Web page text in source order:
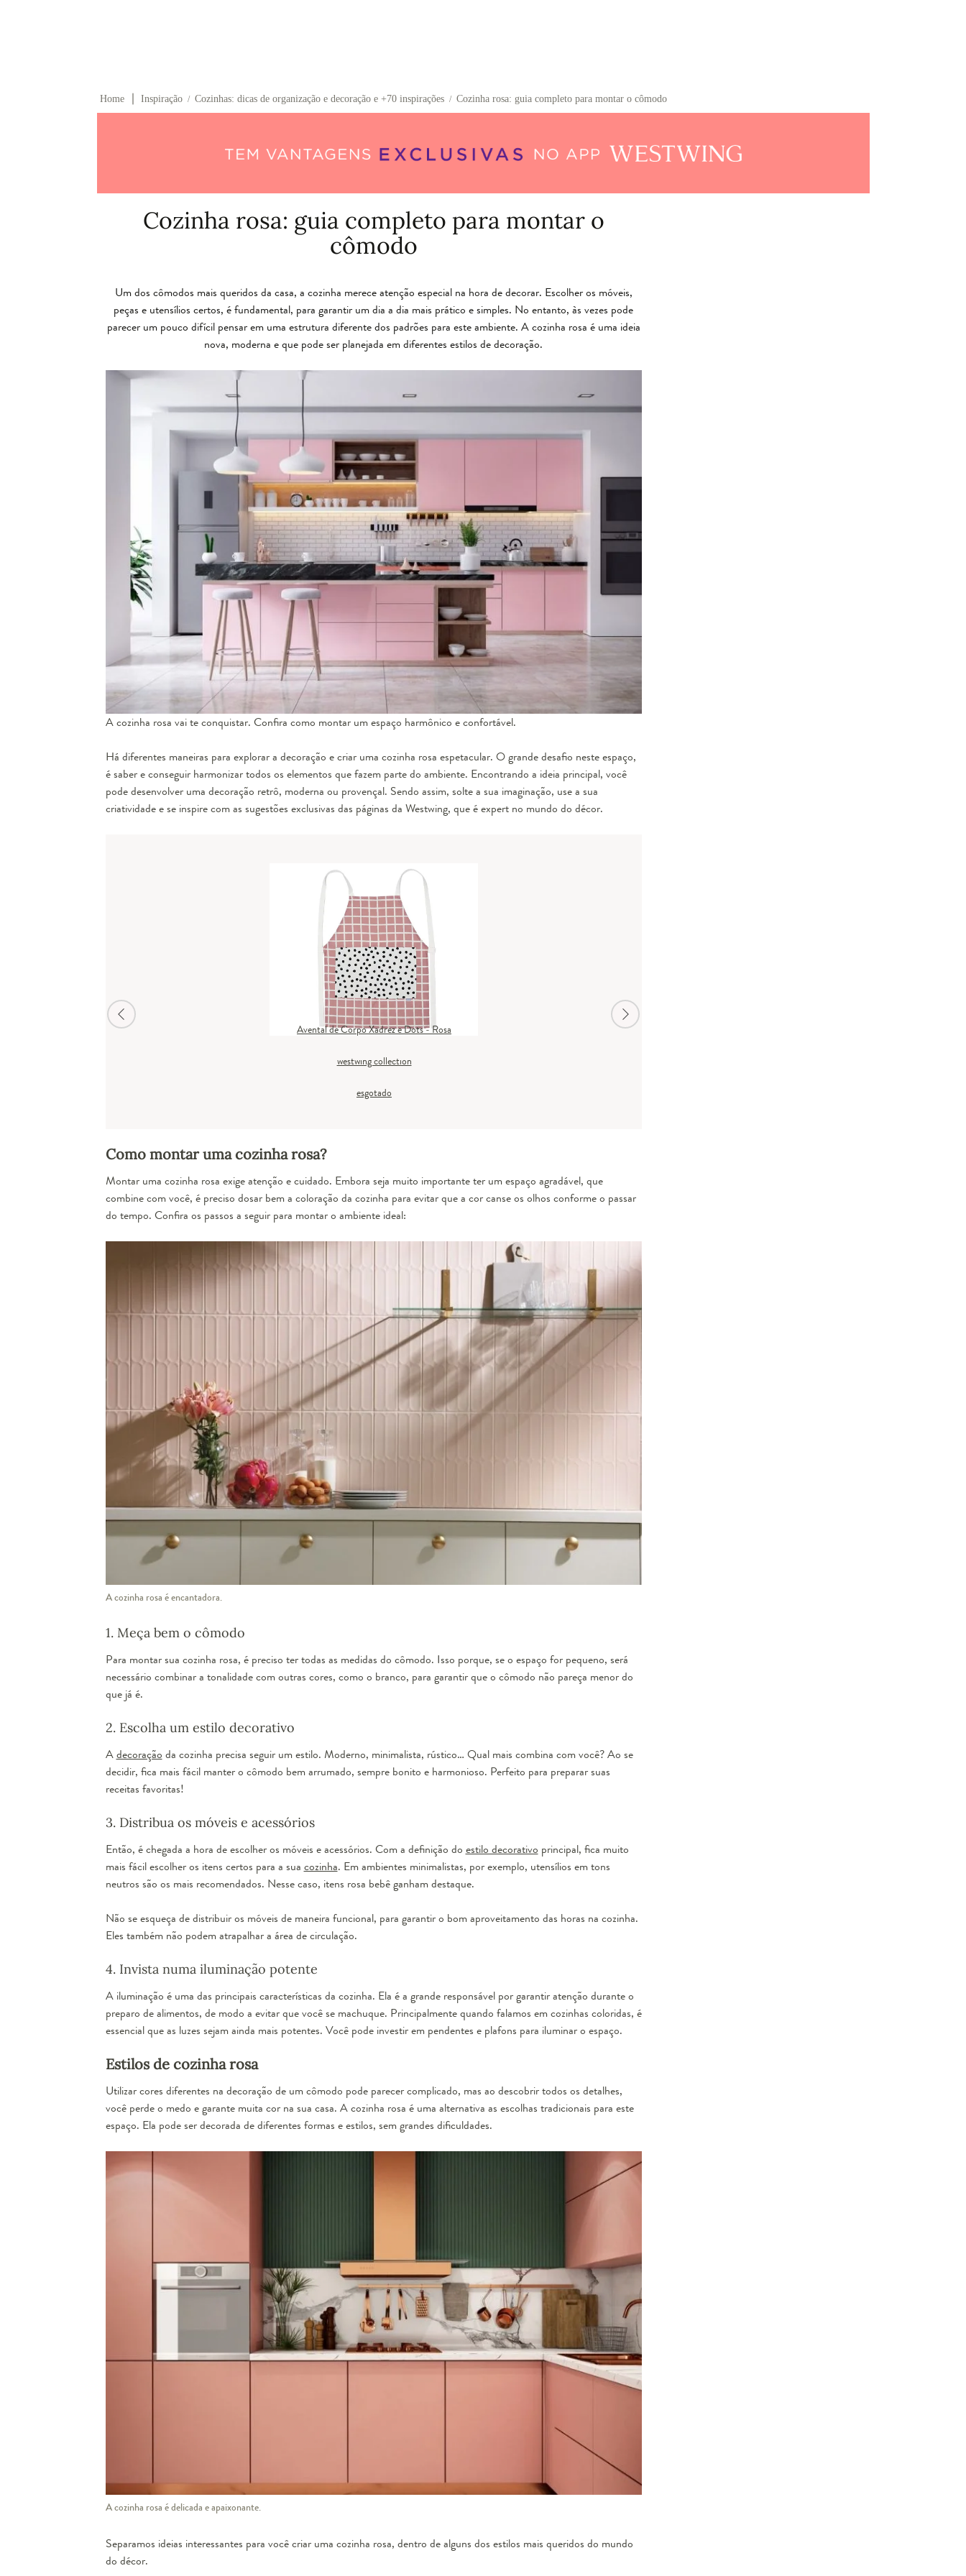
Home Inspiração / Cozinhas: dicas de organização e decoração e +70 inspirações / Cozinha rosa: guia completo para montar o cômodo
Cozinha rosa: guia completo para montar o
cômodo
Um dos cômodos mais queridos da casa, a cozinha merece atenção especial na hora de decorar. Escolher os móveis,
peças e utensílios certos, é fundamental, para garantir um dia a dia mais prático e simples. No entanto, às vezes pode
parecer um pouco difícil pensar em uma estrutura diferente dos padrões para este ambiente. A cozinha rosa é uma ideia
nova, moderna e que pode ser planejada em diferentes estilos de decoração.
A cozinha rosa vai te conquistar. Confira como montar um espaço harmônico e confortável.
Há diferentes maneiras para explorar a decoração e criar uma cozinha rosa espetacular. O grande desafio neste espaço,
é saber e conseguir harmonizar todos os elementos que fazem parte do ambiente. Encontrando a ideia principal, você
pode desenvolver uma decoração retrô, moderna ou provençal. Sendo assim, solte a sua imaginação, use a sua
criatividade e se inspire com as sugestões exclusivas das páginas da Westwing, que é expert no mundo do décor.
Avental de Corpo Xadrez e Dots - Rosa
westwing collection
esgotado
blueberry casa
esgotado
Jogo de Bowls em Cerâmica Anthony - Rosa
alleanza
Boleador em Inox Harrow - Rosé
hauskraft
esgotado
Batedeira Stand Mixer - Dried Rose
kitchenaid
Guardanapo Rosa com Sianinha Vermelha
Como montar uma cozinha rosa?
Montar uma cozinha rosa exige atenção e cuidado. Embora seja muito importante ter um espaço agradável, que
combine com você, é preciso dosar bem a coloração da cozinha para evitar que a cor canse os olhos conforme o passar
do tempo. Confira os passos a seguir para montar o ambiente ideal:
A cozinha rosa é encantadora.
1. Meça bem o cômodo
Para montar sua cozinha rosa, é preciso ter todas as medidas do cômodo. Isso porque, se o espaço for pequeno, será
necessário combinar a tonalidade com outras cores, como o branco, para garantir que o cômodo não pareça menor do
que já é.
2. Escolha um estilo decorativo
Adecoração da cozinha precisa seguir um estilo. Moderno, minimalista, rústico… Qual mais combina com você? Ao se
decidir, fica mais fácil manter o cômodo bem arrumado, sempre bonito e harmonioso. Perfeito para preparar suas
receitas favoritas!
3. Distribua os móveis e acessórios
Então, é chegada a hora de escolher os móveis e acessórios. Com a definição do estilo decorativo principal, fica muito
mais fácil escolher os itens certos para a sua cozinha. Em ambientes minimalistas, por exemplo, utensílios em tons
neutros são os mais recomendados. Nesse caso, itens rosa bebê ganham destaque.
Não se esqueça de distribuir os móveis de maneira funcional, para garantir o bom aproveitamento das horas na cozinha.
Eles também não podem atrapalhar a área de circulação.
4. Invista numa iluminação potente
A iluminação é uma das principais características da cozinha. Ela é a grande responsável por garantir atenção durante o
preparo de alimentos, de modo a evitar que você se machuque. Principalmente quando falamos em cozinhas coloridas, é
essencial que as luzes sejam ainda mais potentes. Você pode investir em pendentes e plafons para iluminar o espaço.
Estilos de cozinha rosa
Utilizar cores diferentes na decoração de um cômodo pode parecer complicado, mas ao descobrir todos os detalhes,
você perde o medo e garante muita cor na sua casa. A cozinha rosa é uma alternativa as escolhas tradicionais para este
espaço. Ela pode ser decorada de diferentes formas e estilos, sem grandes dificuldades.
A cozinha rosa é delicada e apaixonante.
Separamos ideias interessantes para você criar uma cozinha rosa, dentro de alguns dos estilos mais queridos do mundo
do décor.